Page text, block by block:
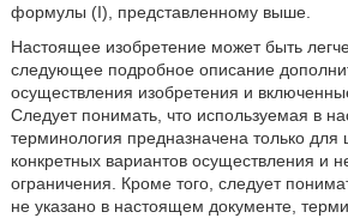
формулы (I), представленному выше.
Настоящее изобретение может быть
следующее подробное описание
осуществления изобретения и
Следует понимать, что используемая в
терминология предназначена только для
конкретных вариантов осуществления и
ограничения. Кроме того, следует
не указано в настоящем документе,